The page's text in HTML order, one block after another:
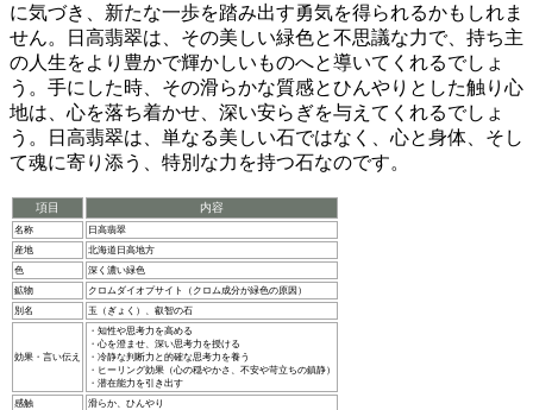
に気づき、新たな一歩を踏み出す勇気を得られるかもしれま
せん。日高翡翠は、その美しい緑色と不思議な力で、持ち主
の人生をより豊かで輝かしいものへと導いてくれるでしょ
う。手にした時、その滑らかな質感とひんやりとした触り心
地は、心を落ち着かせ、深い安らぎを与えてくれるでしょ
う。日高翡翠は、単なる美しい石ではなく、心と身体、そし
て魂に寄り添う、特別な力を持つ石なのです。
項目 内容
名称
日高翡翠
産地
北海道日高地方
色
深く濃い緑色
鉱物
クロムダイオプサイト（クロム成分が緑色の原因）
別名
玉（ぎょく）、叡智の石
効果・言い伝え
・知性や思考力を高める
・心を澄ませ、深い思考力を授ける
・冷静な判断力と的確な思考力を養う
・ヒーリング効果（心の穏やかさ、不安や苛立ちの鎮静）
・潜在能力を引き出す
感触
滑らか、ひんやり